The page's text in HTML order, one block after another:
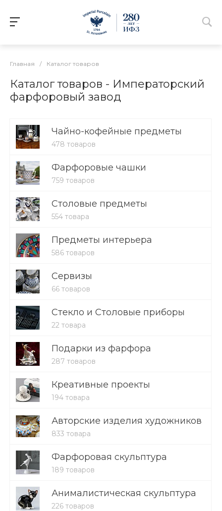
Главная / Каталог товаров
Каталог товаров - Императорский
фарфоровый завод
Чайно-кофейные предметы
478 товаров
Фарфоровые чашки
759 товаров
Столовые предметы
554 товара
Предметы интерьера
586 товаров
Сервизы
66 товаров
Стекло и Столовые приборы
22 товара
Подарки из фарфора
287 товаров
Креативные проекты
194 товара
Авторские изделия художников
833 товара
Фарфоровая скульптура
189 товаров
Анималистическая скульптура
226 товаров